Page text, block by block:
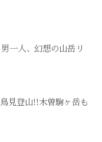
一人、幻想の山岳リ
見登山!!木曽駒ヶ岳も